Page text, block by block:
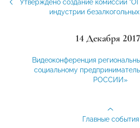
Утверждено создание комиссии
индустрии
14 Декабря 2017
Видеоконференция
социальному
РОССИИ»
Главные события